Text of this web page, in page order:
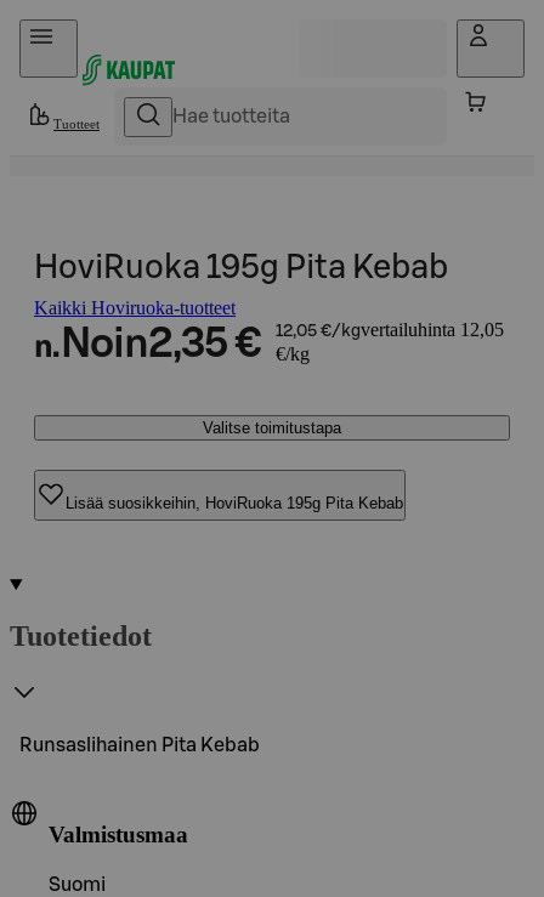
Hyppää sisältöön
Tuotteet
HoviRuoka 195g Pita Kebab
Kaikki Hoviruoka-tuotteet
n. Noin2,35 € 12,05 €/kgvertailuhinta 12,05
€/kg
Valitse toimitustapa
Lisää suosikkeihin, HoviRuoka 195g Pita Kebab
Tuotetiedot
Runsaslihainen Pita Kebab
Valmistusmaa
Suomi